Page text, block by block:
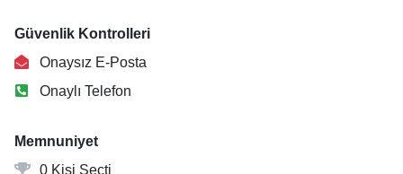
Güvenlik Kontrolleri
Onaysız E-Posta
Onaylı Telefon
Memnuniyet
0 Kişi Seçti